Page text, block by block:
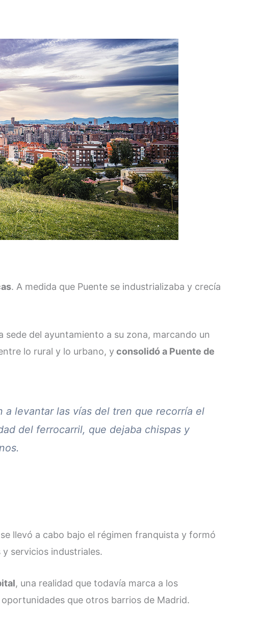
. A medida que Puente se industrializaba y crecía
sede del ayuntamiento a su zona, marcando un
lo rural y lo urbano, yconsolidó a Puente de
levantar las vías del tren que recorría el
del ferrocarril, que dejaba chispas y
llevó a cabo bajo el régimen franquista y formó
servicios industriales.
, una realidad que todavía marca a los
que otros barrios de Madrid​.